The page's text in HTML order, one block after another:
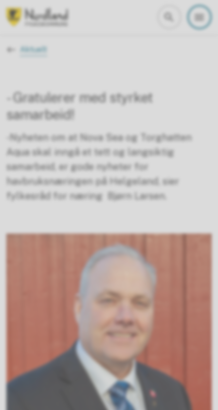
Du er her:
Aktuelt
- Gratulerer med styrket
samarbeid!
-Nyheten om at Nova Sea og Torghatten
Aqua skal inngå et tett og langsiktig
samarbeid, er gode nyheter for
havbruksnæringen på Helgeland, sier
fylkesråd for næring Bjørn Larsen.